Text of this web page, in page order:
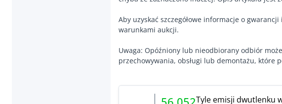
Aby uzyskać szczegółowe informacje o
warunkami aukcji.
Uwaga: Opóźniony lub nieodbiorany odbiór
przechowywania, obsługi lub demontażu, które
Tyle emisji dwutlenku